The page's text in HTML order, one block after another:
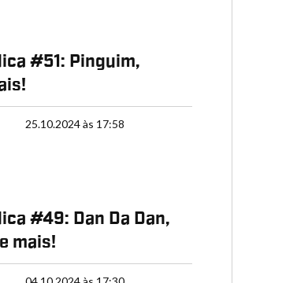
#51: Pinguim,
25.10.2024 às 17:58
#49: Dan Da Dan,
mais!